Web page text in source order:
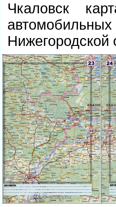
Чкаловск
Нижегородской